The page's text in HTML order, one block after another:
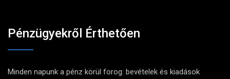
Pénzügyekről Érthetően
Minden napunk a pénz körül forog: bevételek és kiadások